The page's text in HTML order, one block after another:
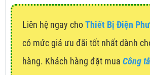
Liên hệ ngay choThiết Bị Điện
có mức giá ưu đãi tốt nhất dành
hàng. Khách hàng đặt mua Công